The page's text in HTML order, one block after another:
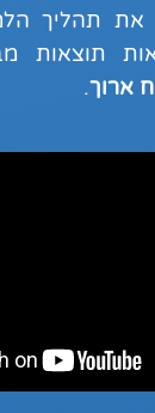
את תהליך
תוצאות
ארוך.